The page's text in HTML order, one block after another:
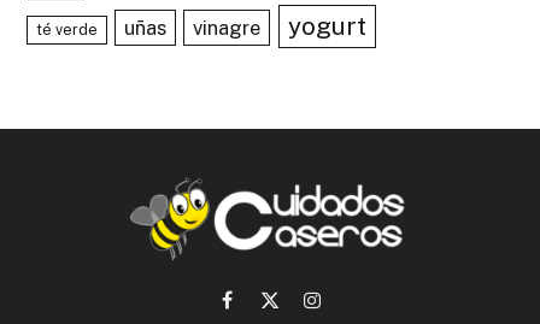
té verde uñas vinagre yogurt
Facebook
X
Instagram